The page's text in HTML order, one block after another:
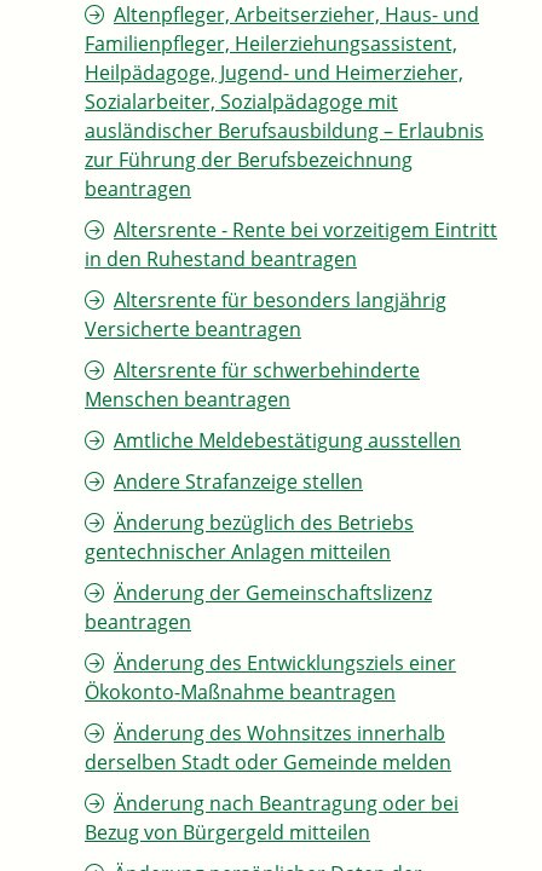
Altenpfleger, Arbeitserzieher, Haus- und
Familienpfleger, Heilerziehungsassistent,
Heilpädagoge, Jugend- und Heimerzieher,
Sozialarbeiter, Sozialpädagoge mit
ausländischer Berufsausbildung – Erlaubnis
zur Führung der Berufsbezeichnung
beantragen
Altersrente - Rente bei vorzeitigem Eintritt
in den Ruhestand beantragen
Altersrente für besonders langjährig
Versicherte beantragen
Altersrente für schwerbehinderte
Menschen beantragen
Amtliche Meldebestätigung ausstellen
Andere Strafanzeige stellen
Änderung bezüglich des Betriebs
gentechnischer Anlagen mitteilen
Änderung der Gemeinschaftslizenz
beantragen
Änderung des Entwicklungsziels einer
Ökokonto-Maßnahme beantragen
Änderung des Wohnsitzes innerhalb
derselben Stadt oder Gemeinde melden
Änderung nach Beantragung oder bei
Bezug von Bürgergeld mitteilen